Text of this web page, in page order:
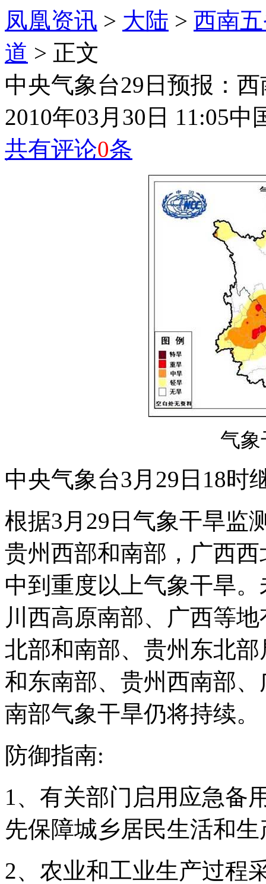
凤凰资讯 > 大陆 > 西南
道 > 正文
中央气象台29日预报：
2010年03月30日 11:05中
共有评论0条
气象
中央气象台3月29日18时
根据3月29日气象干旱监
贵州西部和南部，广西
中到重度以上气象干旱
川西高原南部、广西等
北部和南部、贵州东北
和东南部、贵州西南部
南部气象干旱仍将持续。
防御指南:
1、有关部门启用应急备
先保障城乡居民生活和
2、农业和工业生产过程